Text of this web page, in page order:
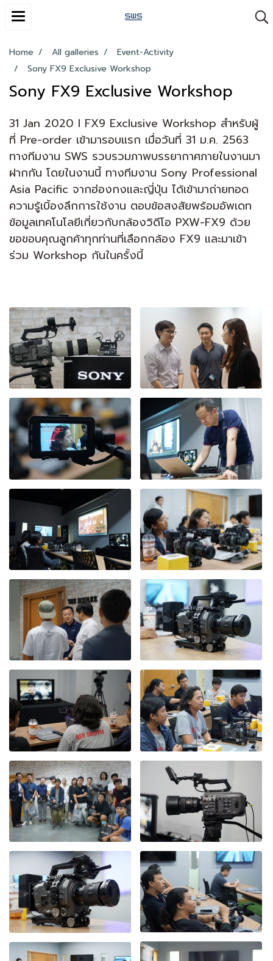
Home All galleries
Event-Activity
Sony FX9 Exclusive Workshop
Sony FX9 Exclusive Workshop
31 Jan 2020 I FX9 Exclusive Workshop สำหรับผู้
ที่ Pre-order เข้ามารอบแรก เมื่อวันที่ 31 ม.ค. 2563
ทางทีมงาน SWS รวบรวมภาพบรรยากาศภายในงานมา
ฝากกัน โดยในงานนี้ ทางทีมงาน Sony Professional
Asia Pacific จากฮ่องกงและญี่ปุ่น ได้เข้ามาถ่ายทอด
ความรู้เบิ้องลึกการใช้งาน ตอบข้อสงสัยพร้อมอัพเดท
ข้อมูลเทคโนโลยีเกี่ยวกับกล้องวิดีโอ PXW-FX9 ด้วย
ขอขอบคุณลูกค้าทุกท่านที่เลือกกล้อง FX9 และมาเข้า
ร่วม Workshop กันในครั้งนี้